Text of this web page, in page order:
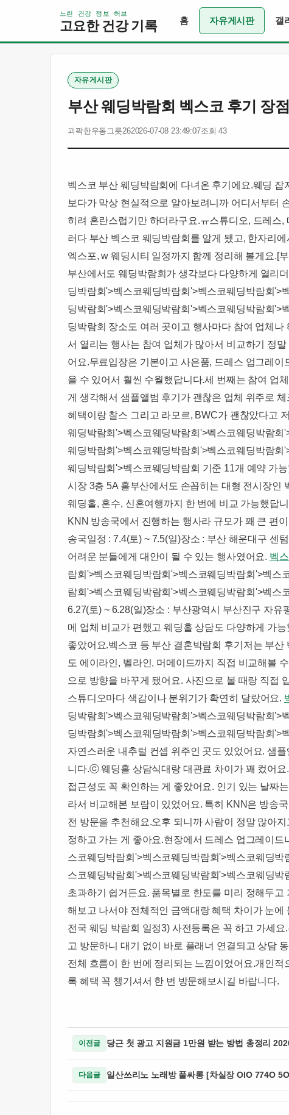
느린 건강 정보 허브
고요한 건강 기록 홈 자유게시판 갤
자유게시판
부산 웨딩박람회 벡스코 후기 장
괴팍한우동그릇262026-07-08 23:49:07조회 43
벡스코 부산 웨딩박람회에 다녀온 후기에요.웨딩
보다가 막상 현실적으로 알아보려니까 어디서부터
히려 혼란스럽기만 하더라구요.ㅠ스튜디오, 드레스
러다 부산 벡스코 웨딩박람회를 알게 됐고, 한자리
엑스포, w 웨딩시티 일정까지 함께 정리해 볼게요.​[
부산에서도 웨딩박람회가 생각보다 다양하게 열리
딩박람회'>벡스코웨딩박람회'>벡스코웨딩박람회'>
딩박람회'>벡스코웨딩박람회'>벡스코웨딩박람회'>
딩박람회 장소도 여러 곳이고 행사마다 참여 업체
서 열리는 행사는 참여 업체가 많아서 비교하기 정
어요.무료입장은 기본이고 사은품, 드레스 업그레
을 수 있어서 훨씬 수월했답니다.​세 번째는 참여 업
게 생각해서 샘플앨범 후기가 괜찮은 업체 위주로
혜택이랑 찰스 그리고 라모르, BWC가 괜찮았다고
웨딩박람회'>벡스코웨딩박람회'>벡스코웨딩박람
웨딩박람회'>벡스코웨딩박람회'>벡스코웨딩박람
웨딩박람회'>벡스코웨딩박람회 기준 11개 예약 가
시장 3층 5A 홀​부산에서도 손꼽히는 대형 전시장인
웨딩홀, 혼수, 신혼여행까지 한 번에 비교 가능했답
KNN 방송국에서 진행하는 행사라 규모가 꽤 큰 편
송국일정 : 7.4(토) ~ 7.5(일)장소 : 부산 해운대구 센
어려운 분들에게 대안이 될 수 있는 행사였어요. 벡
람회'>벡스코웨딩박람회'>벡스코웨딩박람회'>벡
람회'>벡스코웨딩박람회'>벡스코웨딩박람회'>벡스
6.27(토) ~ 6.28(일)장소 : 부산광역시 부산진구 자
메 업체 비교가 편했고 웨딩홀 상담도 다양하게 가
좋았어요.​벡스코 등 부산 결혼박람회 후기저는 부
도 에이라인, 벨라인, 머메이드까지 직접 비교해볼
으로 방향을 바꾸게 됐어요. 사진으로 볼 때랑 직접
스튜디오마다 색감이나 분위기가 확연히 달랐어요.
딩박람회'>벡스코웨딩박람회'>벡스코웨딩박람회'>
딩박람회'>벡스코웨딩박람회'>벡스코웨딩박람회'>
자연스러운 내추럴 컨셉 위주인 곳도 있었어요. 샘
니다.​ⓒ 웨딩홀 상담식대랑 대관료 차이가 꽤 컸어
접근성도 꼭 확인하는 게 좋았어요. 인기 있는 날짜
라서 비교해본 보람이 있었어요. 특히 KNN은 방송
전 방문을 추천해요.오후 되니까 사람이 정말 많아
정하고 가는 게 좋아요.현장에서 드레스 업그레이드
스코웨딩박람회'>벡스코웨딩박람회'>벡스코웨딩
스코웨딩박람회'>벡스코웨딩박람회'>벡스코웨딩
초과하기 쉽거든요. 품목별로 한도를 미리 정해두
해보고 나서야 전체적인 금액대랑 혜택 차이가 눈
전국 웨딩 박람회 일정​3) 사전등록은 꼭 하고 가세
고 방문하니 대기 없이 바로 플래너 연결되고 상담
전체 흐름이 한 번에 정리되는 느낌이었어요.​개인
록 혜택 꼭 챙기셔서 한 번 방문해보시길 바랍니다.
이전글 당근 첫 광고 지원금 1만원 받는 방법 총정리
다음글